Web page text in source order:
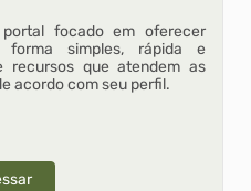
focado em oferecer
simples, rápida e
recursos que atendem as
acordo com seu perfil.